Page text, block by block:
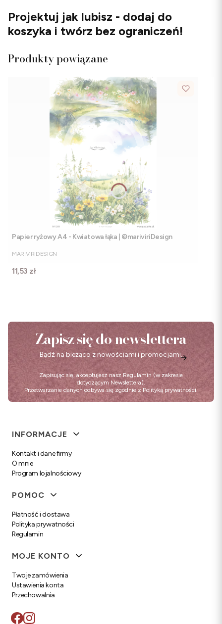
Projektuj jak lubisz - dodaj do
koszyka i twórz bez ograniczeń!
Produkty powiązane
Papier ryżowy A4 - Kwiatowa łąka | ©mariviriDesign
PRODUCENT
MARIVIRIDESIGN
Cena
11,53 zł
Zapisz się do newslettera
Bądź na bieżąco z nowościami i promocjami.
Zapisując się, akceptujesz nasz Regulamin (w zakresie
dotyczącym Newslettera).
Przetwarzanie danych odbywa się zgodnie z Polityką prywatności.
Linki w stopce
INFORMACJE
Kontakt i dane firmy
O mnie
Program lojalnościowy
POMOC
Płatność i dostawa
Polityka prywatności
Regulamin
MOJE KONTO
Twoje zamówienia
Ustawienia konta
Przechowalnia